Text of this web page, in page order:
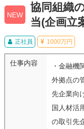
NEW
協同組織
当(企画立
正社員 1000万円
仕事内容
・金融機
外拠点の
先企業向
国人材活
の取引先